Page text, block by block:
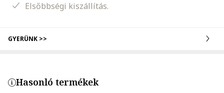
Elsőbbségi kiszállítás.
GYERÜNK >>
Hasonló termékek